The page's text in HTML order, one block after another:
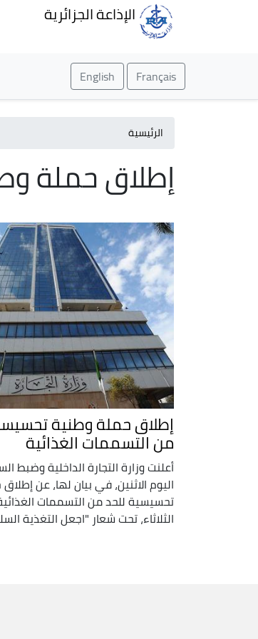
الإذاعة الجزائرية
Français
English
الرئيسية
إطلاق حملة
إطلاق حملة وطنية
من التسممات الغذائية
أعلنت وزارة التجارة الداخلية وضبط
اليوم الاثنين، في بيان لها، عن
تحسيسية للحد من التسممات
الثلاثاء، تحت شعار "اجعل التغذية